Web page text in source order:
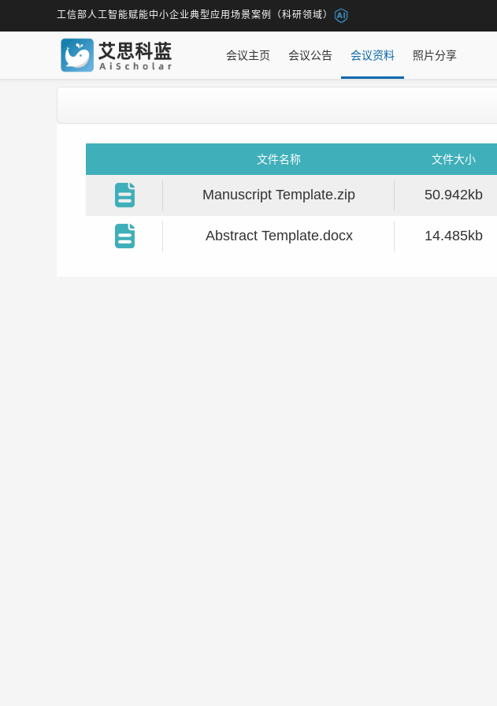
工信部人工智能赋能中小企业典型应用场景案例（科研领域）
会议主页 会议公告 会议资料 照片分享
文件名称 文件大小
Manuscript Template.zip 50.942kb
Abstract Template.docx 14.485kb